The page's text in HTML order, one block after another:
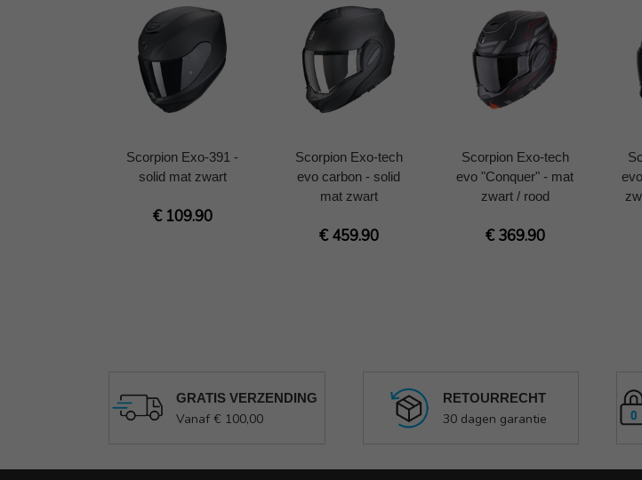
Scorpion Exo-391 -
solid mat zwart
€ 109.90
Scorpion Exo-tech
evo carbon - solid
mat zwart
€ 459.90
Scorpion Exo-tech
evo "Conquer" - mat
zwart / rood
€ 369.90
GRATIS VERZENDING
Vanaf € 100,00
RETOURRECHT
30 dagen garantie